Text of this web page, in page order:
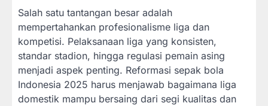
Salah satu tantangan besar adalah
mempertahankan profesionalisme liga dan
kompetisi. Pelaksanaan liga yang konsisten,
standar stadion, hingga regulasi pemain asing
menjadi aspek penting. Reformasi sepak bola
Indonesia 2025 harus menjawab bagaimana liga
domestik mampu bersaing dari segi kualitas dan